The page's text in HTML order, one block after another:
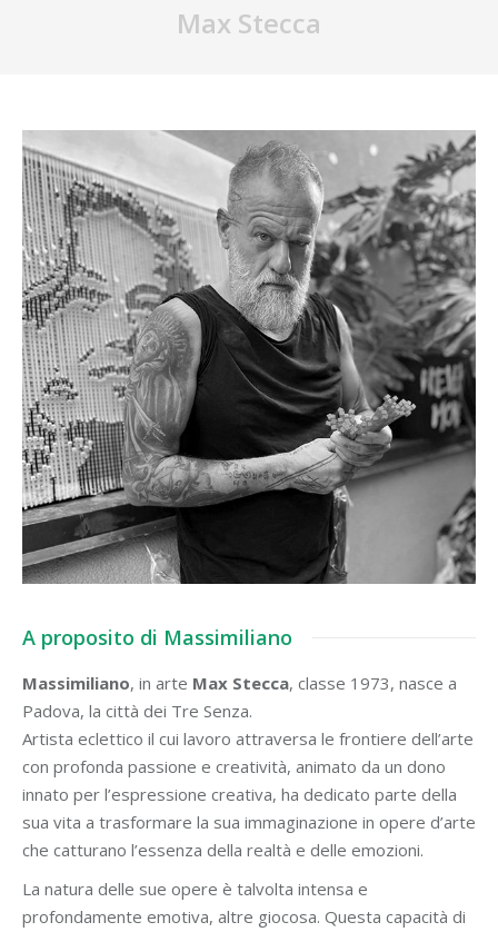
Max Stecca
A proposito di Massimiliano
Massimiliano, in arte Max Stecca, classe 1973, nasce a
Padova, la città dei Tre Senza.
Artista eclettico il cui lavoro attraversa le frontiere dell’arte
con profonda passione e creatività, animato da un dono
innato per l’espressione creativa, ha dedicato parte della
sua vita a trasformare la sua immaginazione in opere d’arte
che catturano l’essenza della realtà e delle emozioni.
La natura delle sue opere è talvolta intensa e
profondamente emotiva, altre giocosa. Questa capacità di